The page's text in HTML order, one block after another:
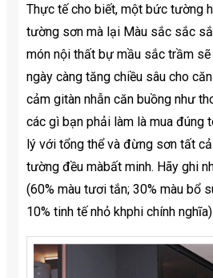
Thực tế cho biết, một bức tường
tường sơn mà lại Màu sắc sắc
món nội thất bự mầu sắc trầm
ngày càng tăng chiều sâu cho
cảm gitàn nhẫn căn buồng như
các gì bạn phải làm là mua đúng
lý với tổng thể và đừng sơn tất
tường đều màbất minh. Hãy ghi
(60% màu tươi tắn; 30% màu bổ
10% tinh tế nhỏ khphi chính